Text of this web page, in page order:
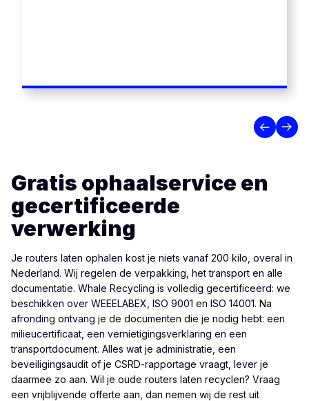
Gratis ophaalservice en
gecertificeerde
verwerking
Je routers laten ophalen kost je niets vanaf 200 kilo, overal in
Nederland. Wij regelen de verpakking, het transport en alle
documentatie. Whale Recycling is volledig gecertificeerd: we
beschikken over WEEELABEX, ISO 9001 en ISO 14001. Na
afronding ontvang je de documenten die je nodig hebt: een
milieucertificaat, een vernietigingsverklaring en een
transportdocument. Alles wat je administratie, een
beveiligingsaudit of je CSRD-rapportage vraagt, lever je
daarmee zo aan. Wil je oude routers laten recyclen? Vraag
een vrijblijvende offerte aan, dan nemen wij de rest uit